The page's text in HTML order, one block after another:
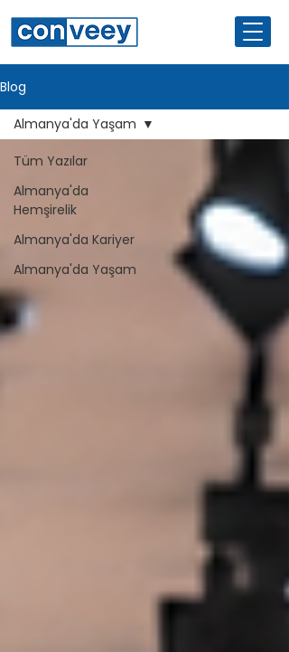
Blog
Tüm Yazılar
Almanya'da
Hemşirelik
Almanya'da Kariyer
Almanya'da Yaşam
Almanya'da Yaşam